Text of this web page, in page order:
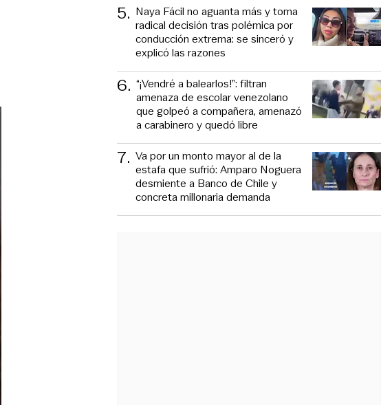
5. Naya Fácil no aguanta más y toma
radical decisión tras polémica por
conducción extrema: se sinceró y
explicó las razones
6. “¡Vendré a balearlos!”: filtran
amenaza de escolar venezolano
que golpeó a compañera, amenazó
a carabinero y quedó libre
7. Va por un monto mayor al de la
estafa que sufrió: Amparo Noguera
desmiente a Banco de Chile y
concreta millonaria demanda